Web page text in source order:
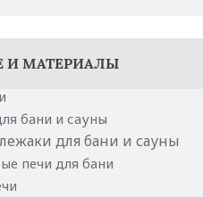
И МАТЕРИАЛЫ
бани и сауны
для бани и сауны
печи для бани